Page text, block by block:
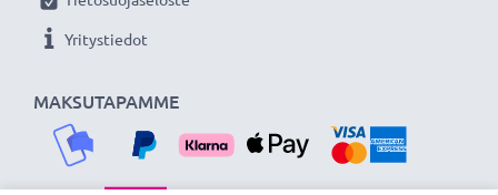
siksi tarjoamme 36 kuukauden takuun!
MAKSUTAPAMME
Yritystiedot